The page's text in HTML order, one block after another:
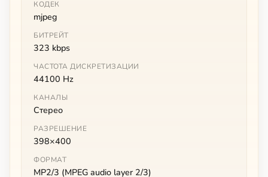
КОДЕК
mjpeg
БИТРЕЙТ
323 kbps
ЧАСТОТА ДИСКРЕТИЗАЦИИ
44100 Hz
КАНАЛЫ
Стерео
РАЗРЕШЕНИЕ
398×400
ФОРМАТ
MP2/3 (MPEG audio layer 2/3)